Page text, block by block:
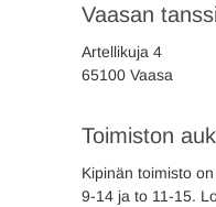
Vaasan
Artellikuja 4
65100 Vaasa
Toimiston
Kipinän toimisto
9-14 ja to 11-15.